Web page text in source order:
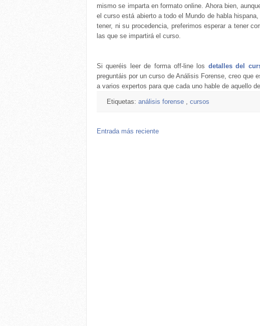
mismo se imparta en formato online. Ahora bien,
el curso está abierto a todo el Mundo de habla
tener, ni su procedencia, preferimos esperar a tener
las que se impartirá el curso.
Si queréis leer de forma off-line los detalles del
preguntáis por un curso de Análisis Forense, creo que
a varios expertos para que cada uno hable de aquello
Etiquetas: análisis forense , cursos
Entrada más reciente